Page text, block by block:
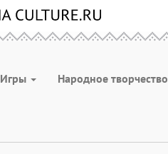
Игры Народное творчество